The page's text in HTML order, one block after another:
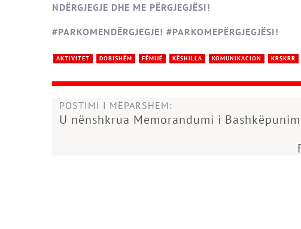
NDËRGJEGJE DHE ME PËRGJEGJËSI!
#PARKOMENDËRGJEGJE! #PARKOMEPËRGJEGJËSI!
AKTIVITET DOBISHËM FËMIJË KËSHILLA KOMUNIKACION KRSKRR
POSTIMI I MËPARSHEM:
U nënshkrua Memorandumi i